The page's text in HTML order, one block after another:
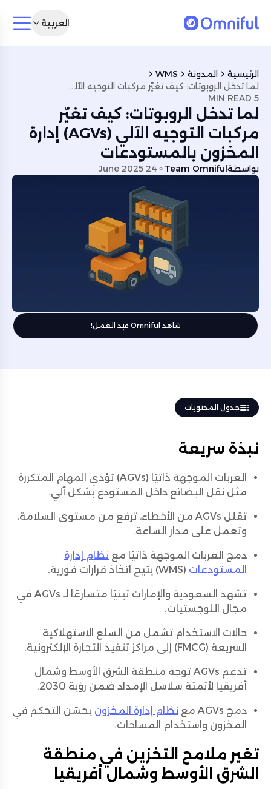
العربية
الرئيسية المدونة
WMS
لما تدخل الروبوتات: كيف تغيّر مركبات التوجيه الآلي (AGVs) إدارة المخزون بالمستودعات
5 MIN READ
لما تدخل الروبوتات: كيف تغيّر
مركبات التوجيه الآلي (AGVs) إدارة
المخزون بالمستودعات
بواسطةTeam Omniful
24 June 2025
شاهد Omniful قيد العمل!
جدول المحتويات
نبذة سريعة
العربات الموجهة ذاتيًا (AGVs) تؤدي المهام المتكررة
مثل نقل البضائع داخل المستودع بشكل آلي.
تقلل AGVs من الأخطاء، ترفع من مستوى السلامة،
وتعمل على مدار الساعة.
دمج العربات الموجهة ذاتيًا مع نظام إدارة
المستودعات (WMS) يتيح اتخاذ قرارات فورية.
تشهد السعودية والإمارات تبنيًا متسارعًا لـ AGVs في
مجال اللوجستيات.
حالات الاستخدام تشمل من السلع الاستهلاكية
السريعة (FMCG) إلى مراكز تنفيذ التجارة الإلكترونية.
تدعم AGVs توجه منطقة الشرق الأوسط وشمال
أفريقيا لأتمتة سلاسل الإمداد ضمن رؤية 2030.
دمج AGVs مع نظام إدارة المخزون يحسّن التحكم في
المخزون واستخدام المساحات.
تغير ملامح التخزين في منطقة
الشرق الأوسط وشمال أفريقيا